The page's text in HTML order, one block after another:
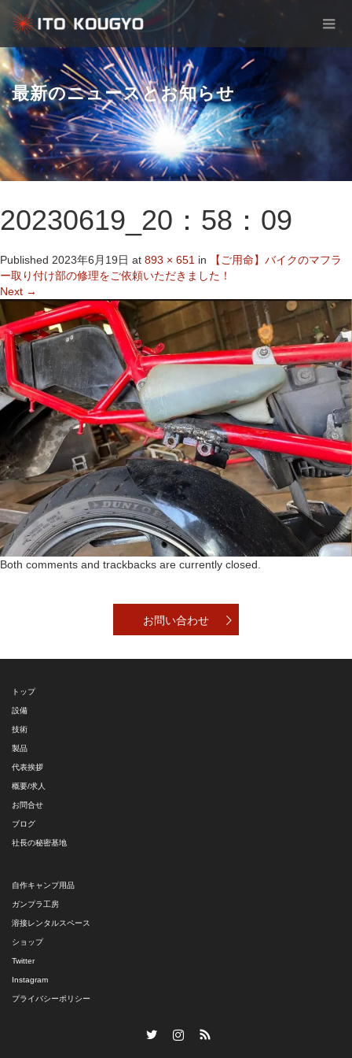
最新のニュースとお知らせ
20230619_20：58：09
Published 2023年6月19日 at 893 × 651 in
【ご用命】バイクのマフラ
ー取り付け部の修理をご依頼いただきました！
Next →
Both comments and trackbacks are currently closed.
お問い合わせ
トップ
設備
技術
製品
代表挨拶
概要/求人
お問合せ
ブログ
社長の秘密基地
自作キャンプ用品
ガンプラ工房
溶接レンタルスペース
ショップ
Twitter
Instagram
プライバシーポリシー